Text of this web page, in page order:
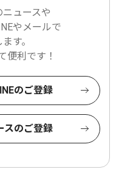
ュースや
やメールで
す。
便利です！
のご登録
スのご登録